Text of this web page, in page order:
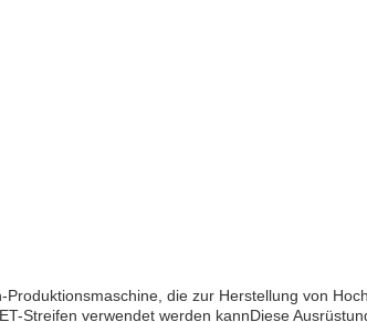
die zur Herstellung von
Streifen verwendet werden kannDiese